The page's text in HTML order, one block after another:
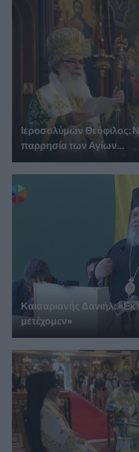
Ιεροσολύμων Θεόφιλος:
παρρησία των Αγίων...
Καισαριανής Δανιήλ: «Εκ
μετέχομεν»